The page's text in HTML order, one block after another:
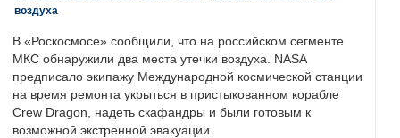
воздуха
В «Роскосмосе» сообщили, что на российском сегменте
МКС обнаружили два места утечки воздуха. NASA
предписало экипажу Международной космической станции
на время ремонта укрыться в пристыкованном корабле
Crew Dragon, надеть скафандры и были готовым к
возможной экстренной эвакуации.